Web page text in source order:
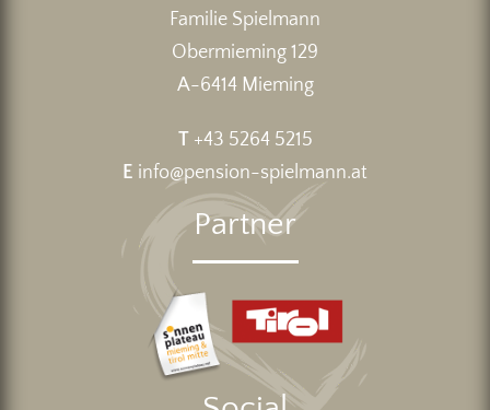
Familie Spielmann
Obermieming 129
A-6414 Mieming
T +43 5264 5215
E info@pension-spielmann.at
Partner